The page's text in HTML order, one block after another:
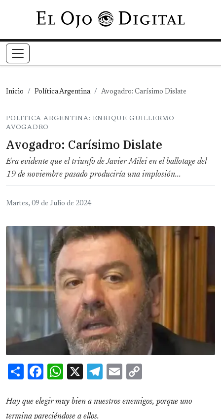
Pasar al contenido principal
Inicio Política Argentina Avogadro: Carísimo Dislate
POLITICA ARGENTINA: ENRIQUE GUILLERMO
AVOGADRO
Avogadro: Carísimo Dislate
Era evidente que el triunfo de Javier Milei en el ballotage del
19 de noviembre pasado produciría una implosión...
Martes, 09 de Julio de 2024
ShareFacebook
WhatsApp
X Telegram
Email
Hay que elegir muy bien a nuestros enemigos, porque uno
termina pareciéndose a ellos.